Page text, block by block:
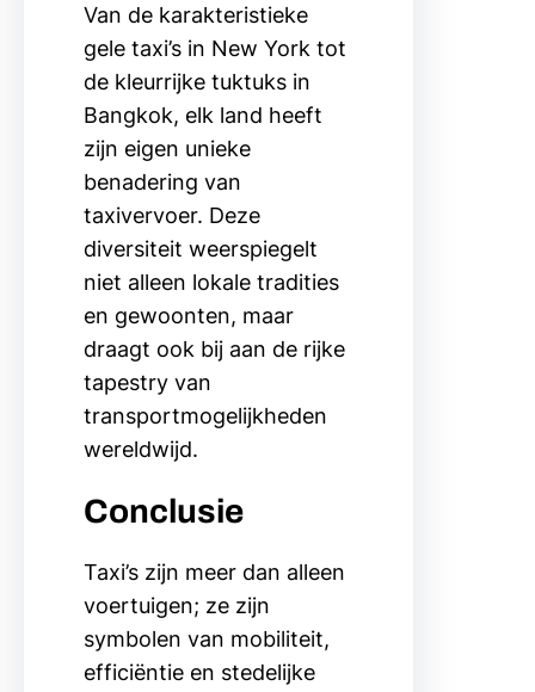
Van de karakteristieke
gele taxi’s in New York tot
de kleurrijke tuktuks in
Bangkok, elk land heeft
zijn eigen unieke
benadering van
taxivervoer. Deze
diversiteit weerspiegelt
niet alleen lokale tradities
en gewoonten, maar
draagt ook bij aan de rijke
tapestry van
transportmogelijkheden
wereldwijd.
Conclusie
Taxi’s zijn meer dan alleen
voertuigen; ze zijn
symbolen van mobiliteit,
efficiëntie en stedelijke